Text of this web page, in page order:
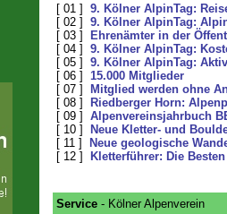
[ 01 ] 9. Kölner AlpinTag:
[ 02 ] 9. Kölner AlpinTag:
[ 03 ]
Ehrenämter in der
[ 04 ] 9. Kölner AlpinTag:
[ 05 ] 9. Kölner AlpinTag:
[ 06 ] 15.000 Mitglieder
[ 07 ]
Mitglied werden ohne
[ 08 ]
Riedberger Horn:
[ 09 ] Alpenvereinsjahrbuch
[ 10 ]
Neue Kletter- und
[ 11 ]
Neue geologische
[ 12 ]
Kletterführer: Die
Service- Kölner Alpenverein